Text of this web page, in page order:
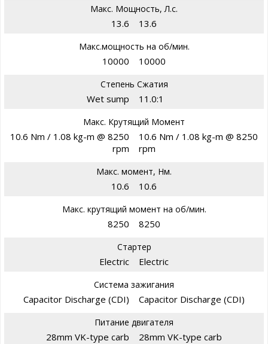
Макс. Мощность, Л.с.
13.6 13.6
Макс.мощность на об/мин.
10000 10000
Степень Сжатия
Wet sump 11.0:1
Макс. Крутящий Момент
10.6 Nm / 1.08 kg-m @ 8250
rpm
10.6 Nm / 1.08 kg-m @ 8250
rpm
Макс. момент, Нм.
10.6 10.6
Макс. крутящий момент на об/мин.
8250 8250
Стартер
Electric Electric
Система зажигания
Capacitor Discharge (CDI) Capacitor Discharge (CDI)
Питание двигателя
28mm VK-type carb 28mm VK-type carb